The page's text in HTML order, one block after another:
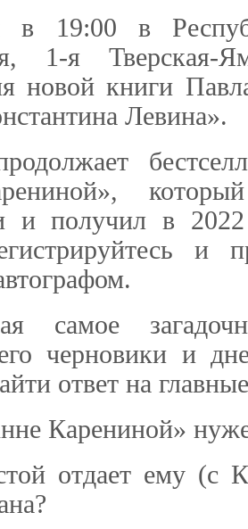
в 19:00 в
1-я
новой книги
Левина».
и получил в
и
самое
черновики и
ответ на
Карениной»
отдает ему (с